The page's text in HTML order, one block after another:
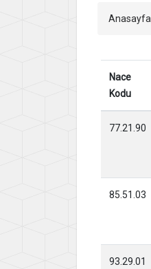
Anasayfa
Nace
Kodu
77.21.90
85.51.03
93.29.01